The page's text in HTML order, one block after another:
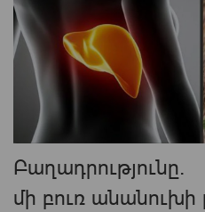
Բաղադրությունը.
մի բուռ